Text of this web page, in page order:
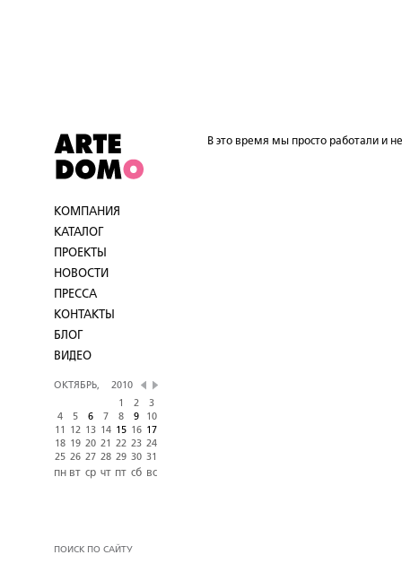
КОМПАНИЯ
КАТАЛОГ
ПРОЕКТЫ
НОВОСТИ
ПРЕССА
КОНТАКТЫ
БЛОГ
ВИДЕО
ОКТЯБРЬ,
2010
1
2
3
4
5 6 7 8 9
10
11
12 13 14 15 16
17
18 19 20 21 22 23 24
25 26 27 28 29 30 31
пн вт ср чт пт сб вс
ПОИСК ПО САЙТУ
В это время мы просто работали и